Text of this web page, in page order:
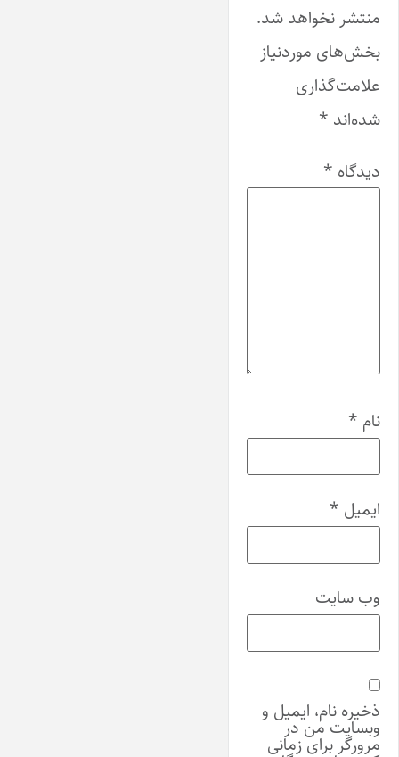
منتشر نخواهد شد.
بخش‌های موردنیاز
علامت‌گذاری
شده‌اند *
دیدگاه *
نام *
ایمیل *
وب‌ سایت
ذخیره نام، ایمیل و
وبسایت من در
مرورگر برای زمانی